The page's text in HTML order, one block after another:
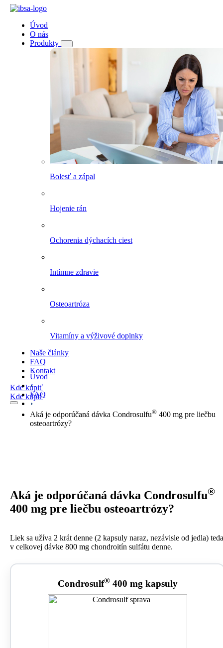
Úvod
O nás
Produkty
Bolesť a zápal
Hojenie rán
Ochorenia dýchacích ciest
Intímne zdravie
Osteoartróza
Vitamíny a výživové doplnky
Naše články
FAQ
Kontakt
Kde kúpiť
Kde kúpiť
Úvod
FAQ
Aká je odporúčaná dávka Condrosulfu® 400 mg pre liečbu
osteoartrózy?
Aká je odporúčaná dávka Condrosulfu®
400 mg pre liečbu osteoartrózy?
Liek sa užíva 2 krát denne (2 kapsuly naraz, nezávisle od jedla) teda
v celkovej dávke 800 mg chondroitín sulfátu denne.
Condrosulf®400 mg kapsuly